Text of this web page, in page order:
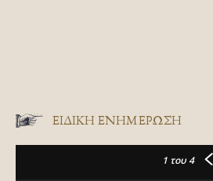
ΕΙΔΙΚΉ ΕΝΗΜΈΡΩΣΗ
1 του 4